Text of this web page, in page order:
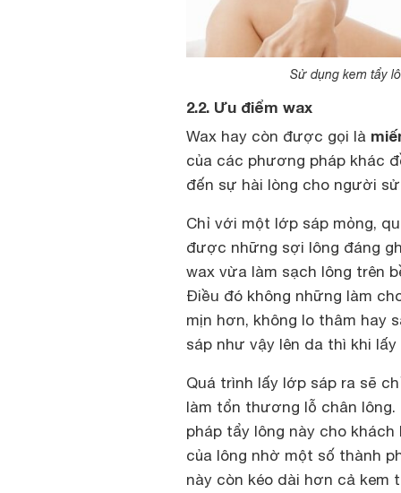
Sử dụng kem tẩy
2.2. Ưu điểm wax
Wax hay còn được gọi là
của các phương pháp khác
đến sự hài lòng cho người
Chỉ với một lớp sáp mỏng,
được những sợi lông đáng
wax vừa làm sạch lông trên
Điều đó không những làm
mịn hơn, không lo thâm hay
sáp như vậy lên da thì khi
Quá trình lấy lớp sáp ra sẽ
làm tổn thương lỗ chân
pháp tẩy lông này cho
của lông nhờ một số thành
này còn kéo dài hơn cả kem